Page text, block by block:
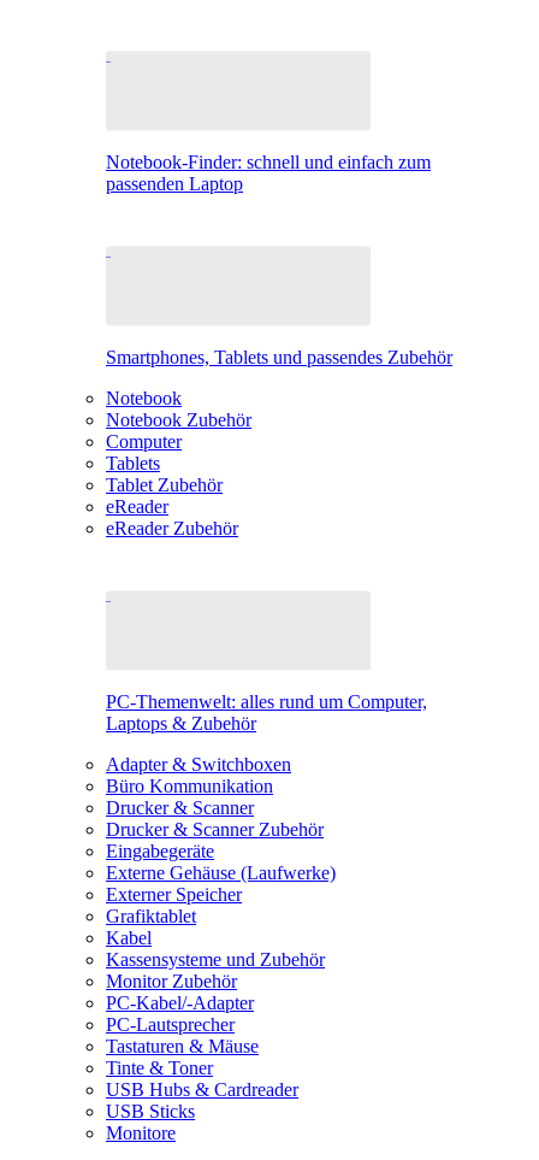
Notebook-Finder: schnell und einfach zum
passenden Laptop
Smartphones, Tablets und passendes Zubehör
Notebook
Notebook Zubehör
Computer
Tablets
Tablet Zubehör
eReader
eReader Zubehör
PC-Themenwelt: alles rund um Computer,
Laptops & Zubehör
Adapter & Switchboxen
Büro Kommunikation
Drucker & Scanner
Drucker & Scanner Zubehör
Eingabegeräte
Externe Gehäuse (Laufwerke)
Externer Speicher
Grafiktablet
Kabel
Kassensysteme und Zubehör
Monitor Zubehör
PC-Kabel/-Adapter
PC-Lautsprecher
Tastaturen & Mäuse
Tinte & Toner
USB Hubs & Cardreader
USB Sticks
Monitore